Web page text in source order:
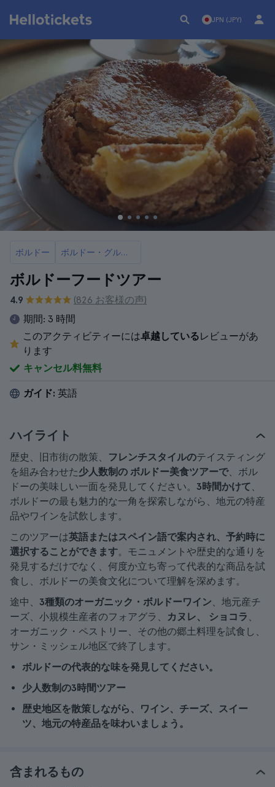
JPN (JPY)
ボルドー ボルドー・グルメツアー
ボルドーフードツアー
4.9
(826 お客様の声)
期間: 3 時間
このアクティビティーには卓越しているレビューがあ
ります
キャンセル料無料
ガイド: 英語
ハイライト
歴史、旧市街の散策、 フレンチスタイルのテイスティング
を組み合わせた少人数制の ボルドー美食ツアーで、ボル
ドーの美味しい一面を発見してください。 3時間かけて、
ボルドーの最も魅力的な一角を探索しながら、地元の特産
品やワインを試飲します。
このツアーは英語またはスペイン語で案内され、予約時に
選択することができます。モニュメントや歴史的な通りを
発見するだけでなく、何度か立ち寄って代表的な商品を試
食し、ボルドーの美食文化について理解を深めます。
途中、 3種類のオーガニック・ボルドーワイン、地元産チ
ーズ、小規模生産者のフォアグラ、
カヌレ、 ショコラ 、
オーガニック・ペストリー、その他の郷土料理を試食し、
サン・ミッシェル地区で終了します。
ボルドーの代表的な味を発見してください。
少人数制の3時間ツアー
歴史地区を散策しながら、ワイン、チーズ、スイー
ツ、地元の特産品を味わいましょう。
含まれるもの